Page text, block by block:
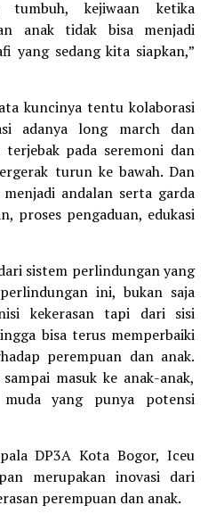
tumbuh, kejiwaan ketika
anak tidak bisa menjadi
yang sedang kita siapkan,”
kuncinya tentu kolaborasi
adanya long march dan
pada seremoni dan
turun ke bawah. Dan
andalan serta garda
proses pengaduan, edukasi
sistem perlindungan yang
ini, bukan saja
kekerasan tapi dari sisi
bisa terus memperbaiki
perempuan dan anak.
masuk ke anak-anak,
yang punya potensi
DP3A Kota Bogor, Iceu
merupakan inovasi dari
perempuan dan anak.